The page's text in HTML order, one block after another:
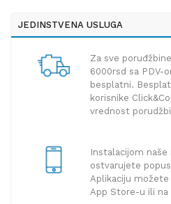
JEDINSTVENA USLUGA
Za sve
6000rsd sa PDV-
besplatni.
korisnike
vrednost
Instalacijom
ostvarujete
Aplikaciju
App Store-u ili na